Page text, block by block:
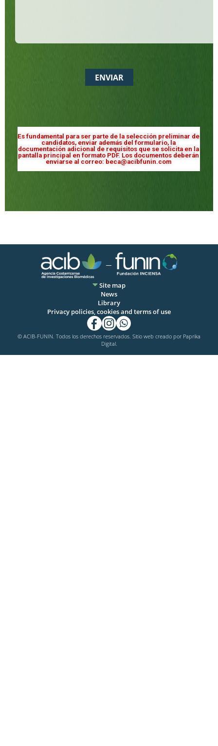
Es fundamental para ser parte de la selección preliminar de
candidatos, enviar además del formulario, la
documentación adicional de requisitos que se solicita en la
pantalla principal en formato PDF. Los documentos deberán
enviarse al correo: beca@acibfunin.com
Site map
News
Library
Privacy policies, cookies and terms of use
© ACIB-FUNIN. Todos los derechos reservados. Sitio web creado por Paprika
Digital.